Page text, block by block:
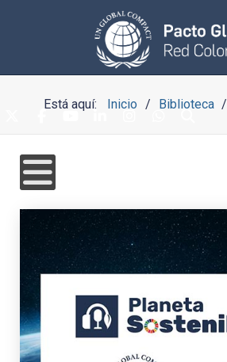
Está aquí: Inicio Biblioteca